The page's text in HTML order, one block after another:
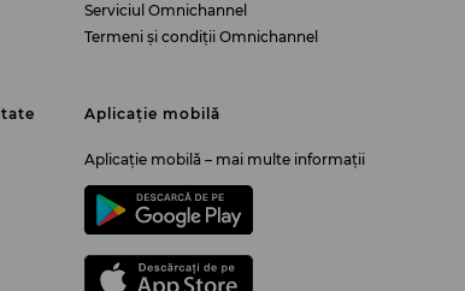
Serviciul Omnichannel
Termeni și condiții Omnichannel
Aplicație mobilă
Aplicație mobilă – mai multe informații